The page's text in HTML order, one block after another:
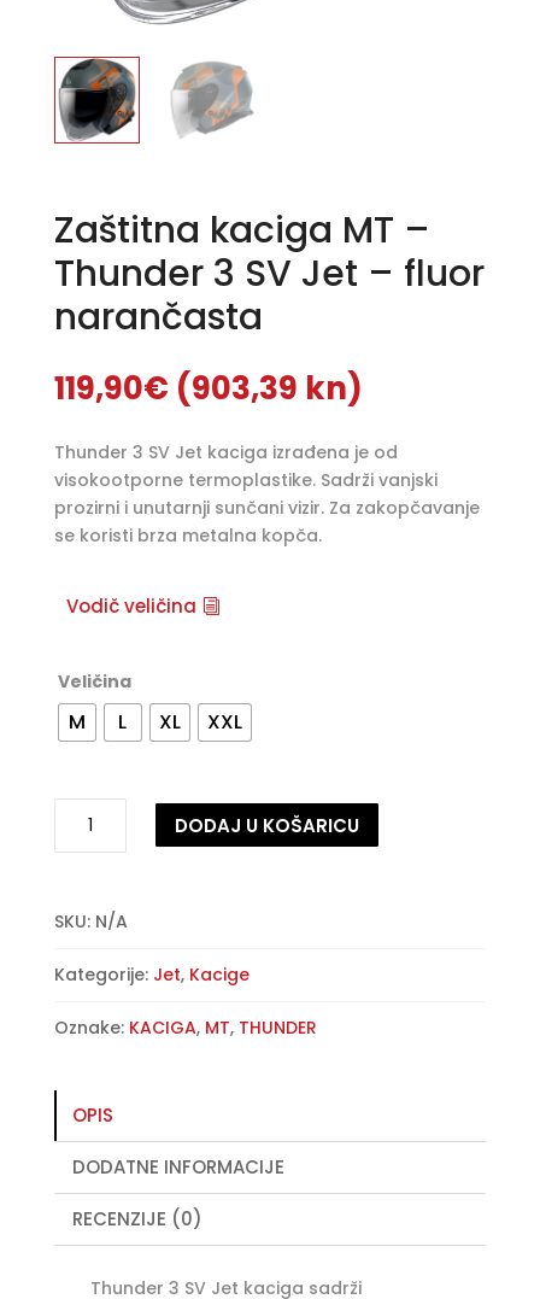
Zaštitna kaciga MT –
Thunder 3 SV Jet – fluor
narančasta
119,90€ (903,39 kn)
Thunder 3 SV Jet kaciga izrađena je od
visokootporne termoplastike. Sadrži vanjski
prozirni i unutarnji sunčani vizir. Za zakopčavanje
se koristi brza metalna kopča.
Vodič veličina
Veličina
M L XL XXL
kaciga
Thunder
SV
–
narančasta
količina
DODAJ U KOŠARICU
t
r
a
i
e
SKU: N/A
Kategorije: Jet, Kacige
Oznake: KACIGA, MT, THUNDER
OPIS
DODATNE INFORMACIJE
RECENZIJE (0)
Thunder 3 SV Jet kaciga sadrži